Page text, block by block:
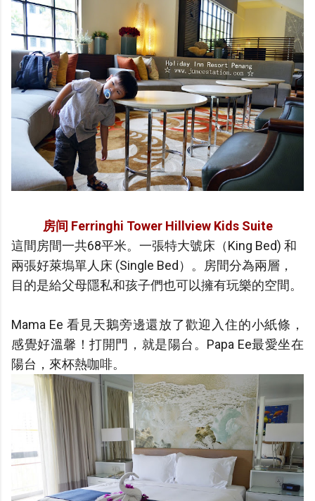
房间 Ferringhi Tower Hillview Kids Suite
這間房間一共68平米。一張特大號床（King Bed) 和
兩張好萊塢單人床 (Single Bed）。房間分為兩層，
目的是給父母隱私和孩子們也可以擁有玩樂的空間。
Mama Ee 看見天鵝旁邊還放了歡迎入住的小紙條，
感覺好溫馨！打開門，就是陽台。Papa Ee最愛坐在
陽台，來杯熱咖啡。